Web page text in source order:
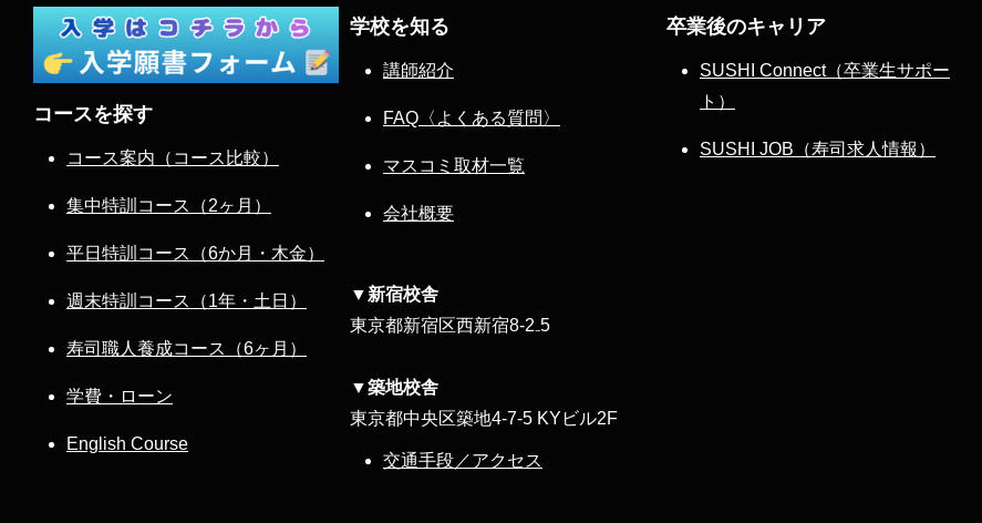
コースを探す
コース案内（コース比較）
集中特訓コース（2ヶ月）
平日特訓コース（6か月・木金）
週末特訓コース（1年・土日）
寿司職人養成コース（6ヶ月）
学費・ローン
English Course
学校を知る
講師紹介
FAQ〈よくある質問〉
マスコミ取材一覧
会社概要
▼新宿校舎
東京都新宿区西新宿8‐2₋5
▼築地校舎
東京都中央区築地4-7-5 KYビル2F
交通手段／アクセス
卒業後のキャリア
SUSHI Connect（卒業生サポー
ト）
SUSHI JOB（寿司求人情報）